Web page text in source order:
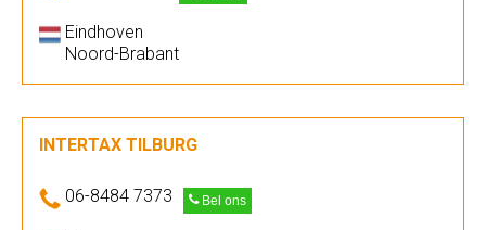
Eindhoven
Noord-Brabant
INTERTAX TILBURG
06-8484 7373 Bel ons